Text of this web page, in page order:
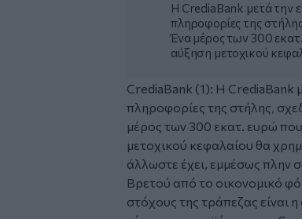
Η CrediaBank μετά την
πληροφορίες της
Ένα μέρος των 300
αύξηση μετοχικού
CrediaBank (1): Η CrediaBank
πληροφορίες της στήλης,
μέρος των 300 εκατ. ευρώ
μετοχικού κεφαλαίου θα
άλλωστε έχει, εμμέσως πλην
Βρετού από το οικονομικό
στόχους της τράπεζας είναι